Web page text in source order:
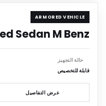
ARMORED VEHICLE
Sedan M Benz
حالة التجهيز
قابلة للتخصيص
عرض التفاصيل